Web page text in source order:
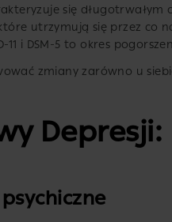
się
utrzymują się przez co
11 i DSM-5 to okres
zmiany zarówno u
Depresji: